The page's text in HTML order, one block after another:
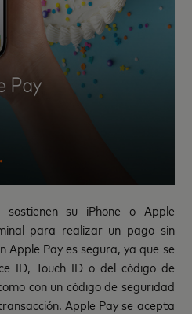
sostienen su iPhone o Apple
para realizar un pago sin
Apple Pay es segura, ya que se
ID, Touch ID o del código de
con un código de seguridad
Apple Pay se acepta